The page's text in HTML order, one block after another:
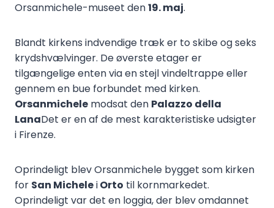
Orsanmichele-museet den19. maj.
Blandt kirkens indvendige træk er to skibe og seks
krydshvælvinger. De øverste etager er
tilgængelige enten via en stejl vindeltrappe eller
gennem en bue forbundet med kirken.
Orsanmichele modsat den Palazzo della
LanaDet er en af de mest karakteristiske udsigter
i Firenze.
Oprindeligt blev Orsanmichele bygget som kirken
for San MicheleiOrto til kornmarkedet.
Oprindeligt var det en loggia, der blev omdannet